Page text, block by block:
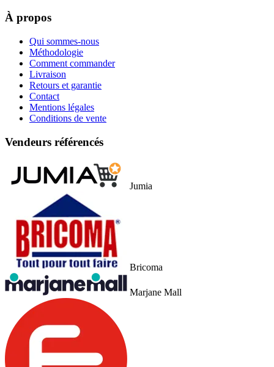
À propos
Qui sommes-nous
Méthodologie
Comment commander
Livraison
Retours et garantie
Contact
Mentions légales
Conditions de vente
Vendeurs référencés
Jumia
Bricoma
Marjane Mall